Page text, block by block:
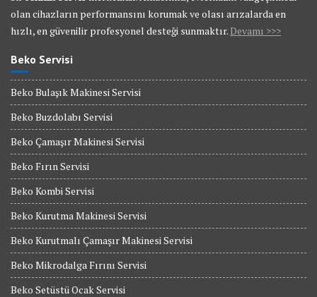
olan cihazların performansını korumak ve olası arızalarda en
hızlı, en güvenilir profesyonel desteği sunmaktır. Devamı >>>
Beko Servisi
Beko Bulaşık Makinesi Servisi
Beko Buzdolabı Servisi
Beko Çamaşır Makinesi Servisi
Beko Fırın Servisi
Beko Kombi Servisi
Beko Kurutma Makinesi Servisi
Beko Kurutmalı Çamaşır Makinesi Servisi
Beko Mikrodalga Fırını Servisi
Beko Setüstü Ocak Servisi